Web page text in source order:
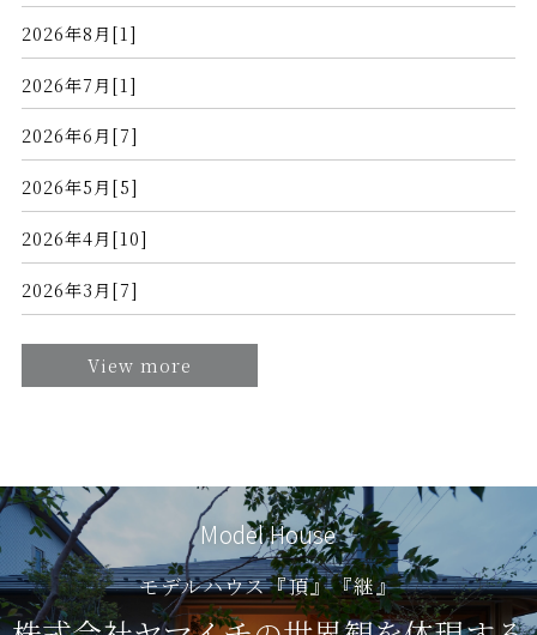
2026年8月[1]
2026年7月[1]
2026年6月[7]
2026年5月[5]
2026年4月[10]
2026年3月[7]
View more
Model House
モデルハウス『頂』『継』